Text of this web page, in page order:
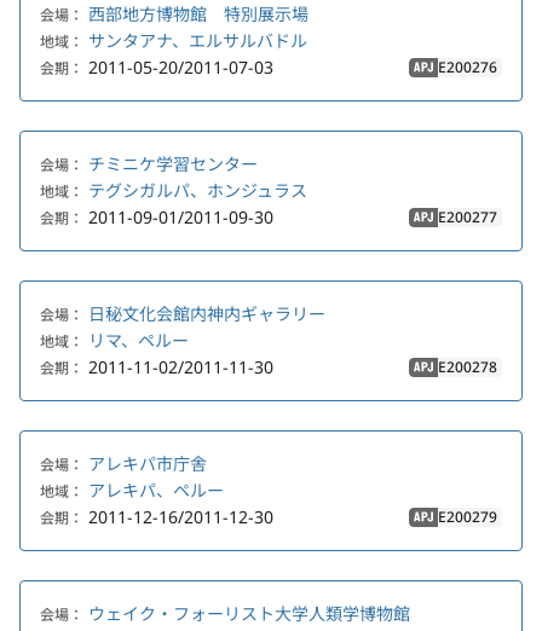
会場： 西部地方博物館 特別展示場
地域： サンタアナ、エルサルバドル
会期： 2011-05-20/2011-07-03 APJ E200276
会場： チミニケ学習センター
地域： テグシガルパ、ホンジュラス
会期： 2011-09-01/2011-09-30 APJ E200277
会場： 日秘文化会館内神内ギャラリー
地域： リマ、ペルー
会期： 2011-11-02/2011-11-30 APJ E200278
会場： アレキパ市庁舎
地域： アレキパ、ペルー
会期： 2011-12-16/2011-12-30 APJ E200279
会場： ウェイク・フォーリスト大学人類学博物館